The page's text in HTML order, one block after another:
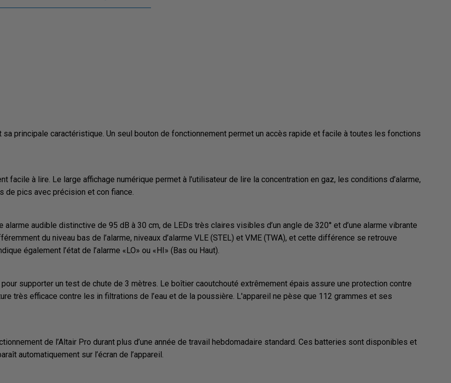
sa principale caractéristique. Un seul bouton de fonctionnement permet un accès rapide et facile à toutes les fonctions
facile à lire. Le large affichage numérique permet à l’utilisateur de lire la concentration en gaz, les conditions d’alarme,
de pics avec précision et con fiance.
audible distinctive de 95 dB à 30 cm, de LEDs très claires visibles d’un angle de 320° et d’une alarme vibrante
du niveau bas de l’alarme, niveaux d’alarme VLE (STEL) et VME (TWA), et cette différence se retrouve
également l’état de l’alarme «LO» ou «HI» (Bas ou Haut).
supporter un test de chute de 3 mètres. Le boîtier caoutchouté extrêmement épais assure une protection contre
très efficace contre les in filtrations de l’eau et de la poussière. L'appareil ne pèse que 112 grammes et ses
de l’Altair Pro durant plus d’une année de travail hebdomadaire standard. Ces batteries sont disponibles et
automatiquement sur l’écran de l’appareil.